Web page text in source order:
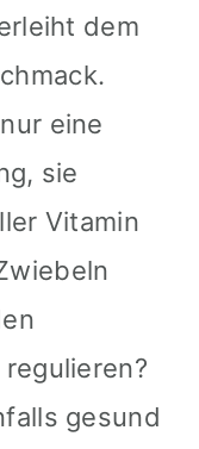
dem
eine
sie
Vitamin
gesund